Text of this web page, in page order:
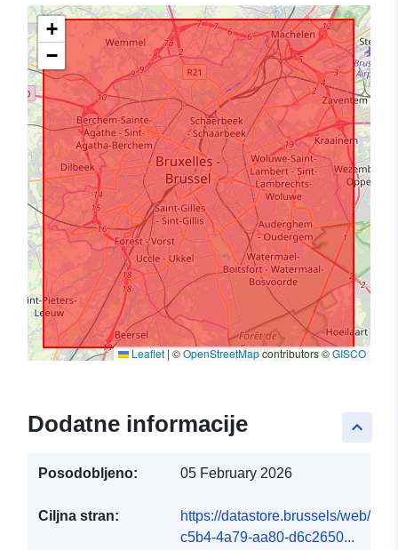
+
−
Leaflet|©OpenStreetMapcontributors ©GISCO
keyboard_arrow_up
Dodatne informacije
Posodobljeno: 05 February 2026
Ciljna stran:
https://datastore.brussels/web/
c5b4-4a79-aa80-d6c2650...